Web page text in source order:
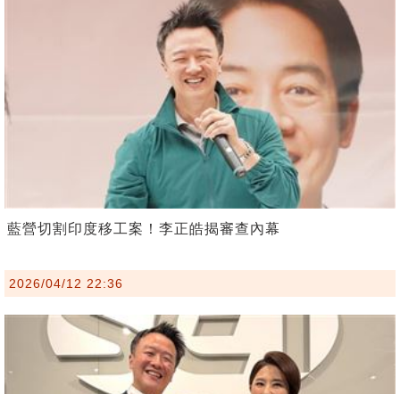
藍營切割印度移工案！李正皓揭審查內幕
2026/04/12 22:36